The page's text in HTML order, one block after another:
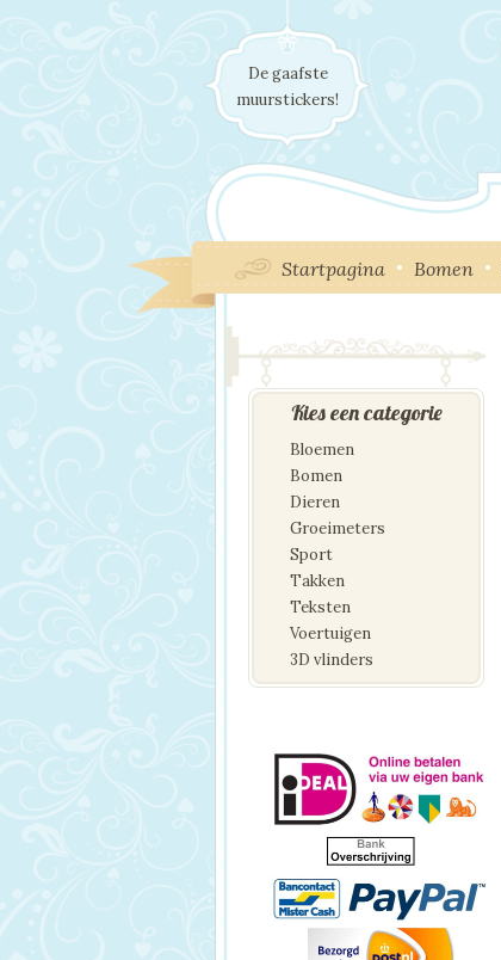
De gaafste
muurstickers!
Startpagina Bomen
Kies een categorie
Bloemen
Bomen
Dieren
Groeimeters
Sport
Takken
Teksten
Voertuigen
3D vlinders